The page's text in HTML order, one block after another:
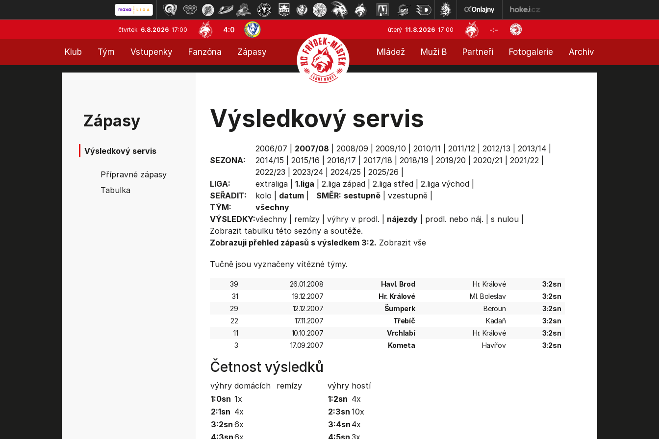
čtvrtek 6.8.2026 17:00 4:0 úterý 11.8.2026 17:00 -:-
Klub Tým Vstupenky Fanzóna Zápasy Mládež Muži B Partneři Fotogalerie Archiv
Zápasy
Výsledkový servis
Přípravné zápasy
Tabulka
Výsledkový servis
SEZONA:
2006/07 2007/08 2008/09 2009/10 2010/11 2011/12| 2012/13 2013/14
2014/15
2015/16 2016/17 2017/18 2018/19 2019/20 2020/21 2021/22|
2022/23
2023/24 2024/25 2025/26
LIGA:
extraliga| 1.liga 2.liga západ| 2.liga střed| 2.liga východ|
SEŘADIT:
kolo datum| SMĚR: sestupně| vzestupně|
TÝM:
všechny
VÝSLEDKY:všechny| remízy| výhry v prodl. nájezdy| prodl. nebo náj. s nulou|
Zobrazit tabulkutéto sezóny a soutěže.
Zobrazuji přehled zápasů s výsledkem 3:2. Zobrazit vše
Tučně jsou vyznačeny vítězné týmy.
39 26.01.2008 Havl. Brod Hr. Králové
3:2sn
31
19.12.2007 Hr. Králové Ml. Boleslav
3:2sn
29
12.12.2007 Šumperk Beroun
3:2sn
22
17.11.2007 Třebíč Kadaň
3:2sn
11
10.10.2007 Vrchlabí Hr. Králové
3:2sn
3
17.09.2007 Kometa Havířov 3:2sn
Četnost výsledků
výhry domácích remízy
výhry hostí
1:0sn 1x
2:1sn 4x
3:2sn 6x
4:3sn6x
1:2sn 4x
2:3sn 10x
3:4sn 4x
4:5sn 3x